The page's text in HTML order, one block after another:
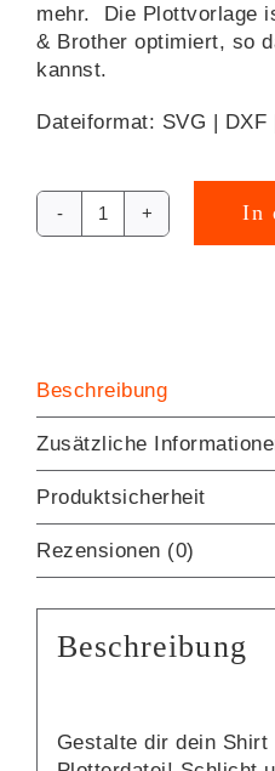
mehr. Die Plottvorlage
& Brother optimiert, so
kannst.
Dateiformat: SVG | DXF
Hirsch
Plotterdatei
In
Alternative:
Beschreibung
Zusätzliche
Produktsicherheit
Rezensionen (0)
Beschreibung
Gestalte dir dein